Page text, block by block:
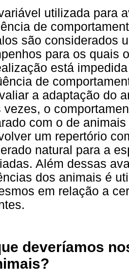
utilizada para
de
são considerados
para os quais
está
de
a adaptação do
vezes, o
com o de
um repertório
natural para a
Além dessas
dos animais é
em relação a
deveríamos